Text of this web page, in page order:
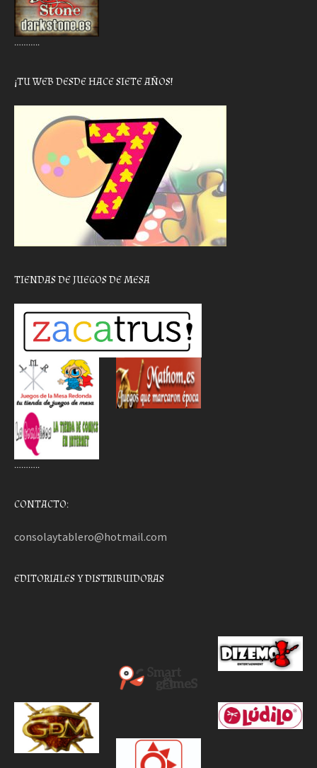
………..
¡TU WEB DESDE HACE SIETE AÑOS!
TIENDAS DE JUEGOS DE MESA
………..
CONTACTO:
consolaytablero@hotmail.com
EDITORIALES Y DISTRIBUIDORAS